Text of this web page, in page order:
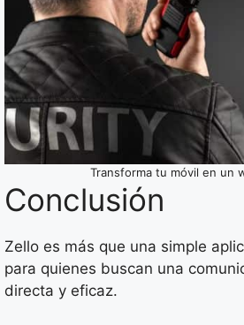
Transforma tu móvil en un
Conclusión
Zello es más que una simple
para quienes buscan una
directa y eficaz.